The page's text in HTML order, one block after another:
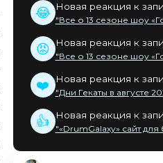
😂 Новая реакция к
"Все о 13 сезоне шоу
😡 Новая реакция к
"Все о 13 сезоне шоу
❤️ Новая реакция к
"Дни Гекаты в августе
👍 Новая реакция к
"«DrumGalaxy» сайт